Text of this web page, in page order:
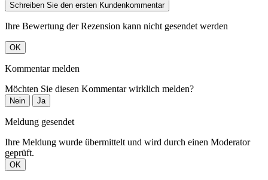
Schreiben Sie den ersten Kundenkommentar
Ihre Bewertung der Rezension kann nicht gesendet werden
OK
Kommentar melden
Möchten Sie diesen Kommentar wirklich melden?
Nein Ja
Meldung gesendet
Ihre Meldung wurde übermittelt und wird durch einen Moderator
geprüft.
OK